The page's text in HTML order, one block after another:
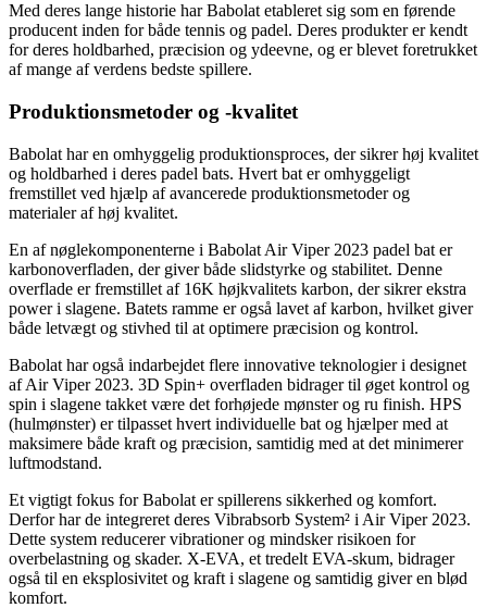
Med deres lange historie har Babolat etableret sig som en førende
producent inden for både tennis og padel. Deres produkter er kendt
for deres holdbarhed, præcision og ydeevne, og er blevet foretrukket
af mange af verdens bedste spillere.
Produktionsmetoder og -kvalitet
Babolat har en omhyggelig produktionsproces, der sikrer høj kvalitet
og holdbarhed i deres padel bats. Hvert bat er omhyggeligt
fremstillet ved hjælp af avancerede produktionsmetoder og
materialer af høj kvalitet.
En af nøglekomponenterne i Babolat Air Viper 2023 padel bat er
karbonoverfladen, der giver både slidstyrke og stabilitet. Denne
overflade er fremstillet af 16K højkvalitets karbon, der sikrer ekstra
power i slagene. Batets ramme er også lavet af karbon, hvilket giver
både letvægt og stivhed til at optimere præcision og kontrol.
Babolat har også indarbejdet flere innovative teknologier i designet
af Air Viper 2023. 3D Spin+ overfladen bidrager til øget kontrol og
spin i slagene takket være det forhøjede mønster og ru finish. HPS
(hulmønster) er tilpasset hvert individuelle bat og hjælper med at
maksimere både kraft og præcision, samtidig med at det minimerer
luftmodstand.
Et vigtigt fokus for Babolat er spillerens sikkerhed og komfort.
Derfor har de integreret deres Vibrabsorb System² i Air Viper 2023.
Dette system reducerer vibrationer og mindsker risikoen for
overbelastning og skader. X-EVA, et tredelt EVA-skum, bidrager
også til en eksplosivitet og kraft i slagene og samtidig giver en blød
komfort.